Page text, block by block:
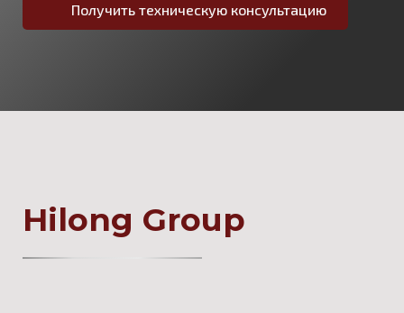
Получить техническую консультацию
Hilong Group